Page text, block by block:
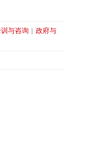
与咨询 | 政府与